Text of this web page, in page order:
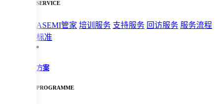
SERVICE
ASEMI管家 培训服务 支持服务 回访服务 服务流程
标准
方案
PROGRAMME